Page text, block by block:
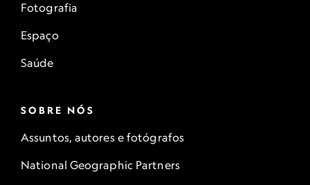
Fotografia
Espaço
Saúde
SOBRE NÓS
Assuntos, autores e fotógrafos
National Geographic Partners